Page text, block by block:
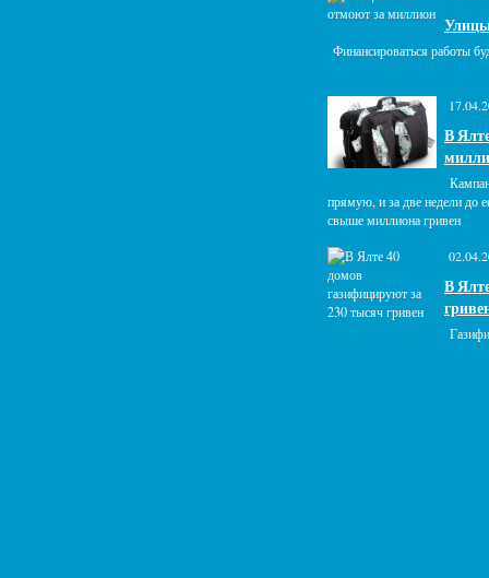
Финансироваться работы
В
прямую, и за две недели до
свыше миллиона гривен
В